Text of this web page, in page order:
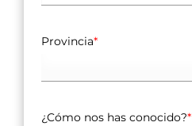
Provincia*
¿Cómo nos has conocido?*